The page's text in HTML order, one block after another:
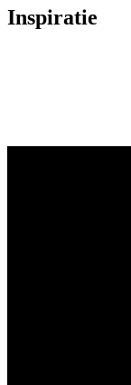
Inspiratie